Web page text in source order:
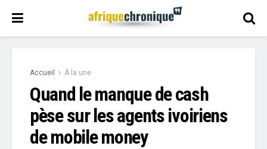
Accueil À la une
Quand le manque de cash
pèse sur les agents ivoiriens
de mobile money